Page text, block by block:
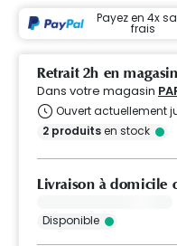
Payez en 4x
frais
Retrait 2h en
Dans votre magasin
Ouvert actuellement
2 produitsen stock
Livraison à domicile
Disponible